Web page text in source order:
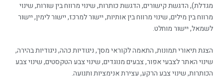
מגדלת), הדגשת קישורים, הדגשת כותרות, שינוי מרווח בין שורות, שינוי
מרווח בין מילים, שינוי מרווח בין אותיות, יישור למרכז, יישור לימין, יישור
לשמאל, יישור מוחלט.
הצגת תיאורי תמונות, התאמה לקוראי מסך, ניגודיות כהה, ניגודיות בהירה,
שינוי האתר לצבעי אפור, צבעים מנוגדים, שינוי צבע הטקסטים, שינוי צבע
הכותרות, שינוי צבע הרקע, עצירת אנימציות ותנועה.